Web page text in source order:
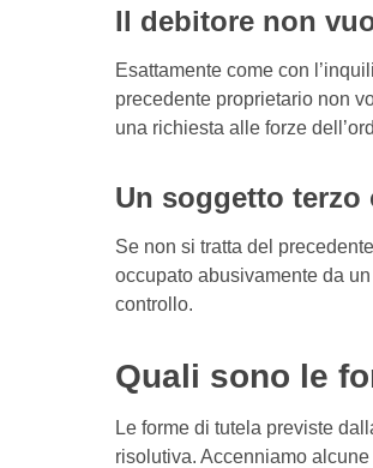
Il debitore non
Esattamente come con
precedente proprietario non
una richiesta alle forze
Un soggetto terzo
Se non si tratta del
occupato abusivamente da
controllo.
Quali sono le
Le forme di tutela previste
risolutiva. Accenniamo